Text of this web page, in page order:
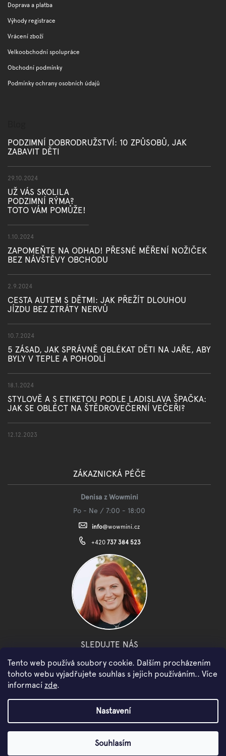
Tento web používá soubory cookie. Dalším procházením
tohoto webu vyjadřujete souhlas s jejich používáním.. Více
informací zde.
Nastavení
Souhlasím
Doprava a platba
Výhody registrace
Vrácení zboží
Velkoobchodní spolupráce
Obchodní podmínky
Podmínky ochrany osobních údajů
PODZIMNÍ DOBRODRUŽSTVÍ: 10 ZPŮSOBŮ, JAK
ZABAVIT DĚTI
29.10.2024
UŽ VÁS SKOLILA
PODZIMNÍ RÝMA?
TOTO VÁM POMŮŽE!
1.10.2024
ZAPOMEŇTE NA ODHAD! PŘESNÉ MĚŘENÍ NOŽIČEK
BEZ NÁVŠTĚVY OBCHODU
2.9.2024
CESTA AUTEM S DĚTMI: JAK PŘEŽÍT DLOUHOU
JÍZDU BEZ ZTRÁTY NERVŮ
10.7.2024
5 ZÁSAD, JAK SPRÁVNĚ OBLÉKAT DĚTI NA JAŘE, ABY
BYLY V TEPLE A POHODLÍ
18.1.2024
STYLOVĚ A S ETIKETOU PODLE LADISLAVA ŠPAČKA:
JAK SE OBLÉCT NA ŠTĚDROVEČERNÍ VEČEŘI?
12.12.2023
ZÁKAZNICKÁ PÉČE
Denisa z Wowmini
Po - Ne / 7:00 - 18:00
info@wowmini.cz
+420 737 384 523
SLEDUJTE NÁS
facebook instagram youtube
Vytvořil Shoptet